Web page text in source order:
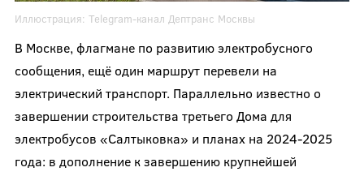
Иллюстрация: Telegram-канал Дептранс Москвы
В Москве, флагмане по развитию электробусного
сообщения, ещё один маршрут перевели на
электрический транспорт. Параллельно известно о
завершении строительства третьего Дома для
электробусов «Салтыковка» и планах на 2024-2025
года: в дополнение к завершению крупнейшей